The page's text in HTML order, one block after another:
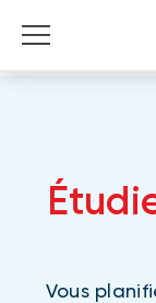
À propos de
Vous